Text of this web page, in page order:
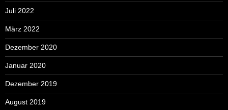
Juli 2022
März 2022
Dezember 2020
Januar 2020
Dezember 2019
August 2019